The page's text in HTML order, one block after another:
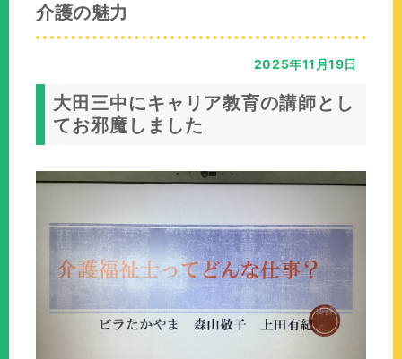
介護の魅力
2025年11月19日
大田三中にキャリア教育の講師とし
てお邪魔しました